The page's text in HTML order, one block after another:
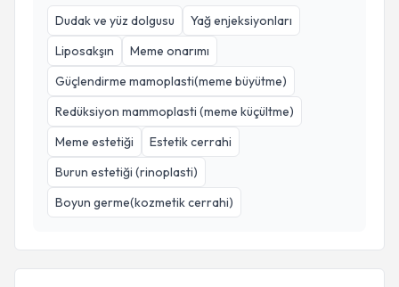
Dudak ve yüz dolgusu
Yağ enjeksiyonları
Liposakşın
Meme onarımı
Güçlendirme mamoplasti(meme büyütme)
Redüksiyon mammoplasti (meme küçültme)
Meme estetiği
Estetik cerrahi
Burun estetiği (rinoplasti)
Boyun germe(kozmetik cerrahi)